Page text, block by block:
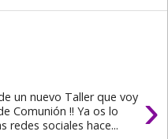
›
un nuevo Taller que voy
Comunión !! Ya os lo
redes sociales hace...